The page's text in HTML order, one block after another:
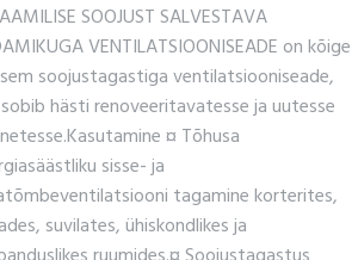
SOOJUST SALVESTAVA
VENTILATSIOONISEADE on kõige
soojustagastiga ventilatsiooniseade,
hästi renoveeritavatesse ja uutesse
​Kasutamine ¤ Tõhusa
sisse- ja
tagamine korterites,
suvilates, ühiskondlikes ja
ruumides. ​¤ Soojustagastus